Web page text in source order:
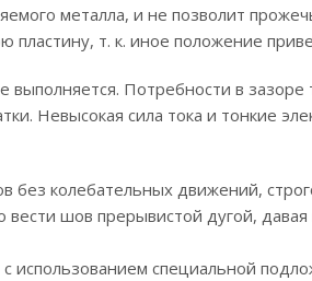
металла, и не позволит
т. к. иное положение
выполняется. Потребности в
Невысокая сила тока и тонкие
без колебательных движений,
шов прерывистой дугой,
специальной